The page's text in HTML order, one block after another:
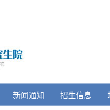
新闻通知 招生信息